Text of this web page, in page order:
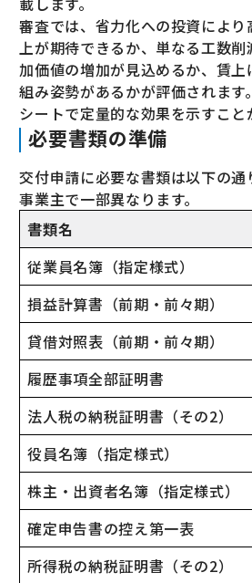
審査では、省力化への投資によ
上が期待できるか、単なる工数
加価値の増加が見込めるか、賃上
組み姿勢があるかが評価されます
シートで定量的な効果を示すこと
必要書類の準備
交付申請に必要な書類は以下の通
事業主で一部異なります。
書類名
従業員名簿（指定様式）
損益計算書（前期・前々期）
貸借対照表（前期・前々期）
履歴事項全部証明書
法人税の納税証明書（その2）
役員名簿（指定様式）
株主・出資者名簿（指定様式）
確定申告書の控え第一表
所得税の納税証明書（その2）